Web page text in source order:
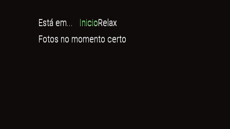
Está em... InicioRelax
Fotos no momento certo